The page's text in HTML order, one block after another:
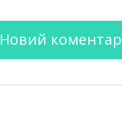
Новий коментар